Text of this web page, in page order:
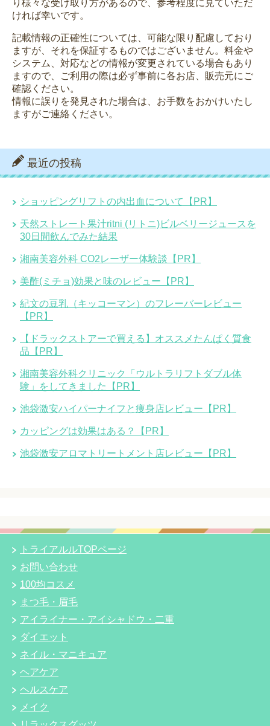
り様々な受け取り方があるので、参考程度に見ていただ
ければ幸いです。
記載情報の正確性については、可能な限り配慮しており
ますが、それを保証するものではございません。料金や
システム、対応などの情報が変更されている場合もあり
ますので、ご利用の際は必ず事前に各お店、販売元にご
確認ください。
情報に誤りを発見された場合は、お手数をおかけいたし
ますがご連絡ください。
最近の投稿
ショッピングリフトの内出血について【PR】
天然ストレート果汁ritni (リトニ)ビルベリージュースを
30日間飲んでみた結果
湘南美容外科 CO2レーザー体験談【PR】
美酢(ミチョ)効果と味のレビュー【PR】
紀文の豆乳（キッコーマン）のフレーバーレビュー
【PR】
【ドラックストアーで買える】オススメたんぱく質食
品【PR】
湘南美容外科クリニック「ウルトラリフトダブル体
験」をしてきました【PR】
池袋激安ハイパーナイフと痩身店レビュー【PR】
カッピングは効果はある？【PR】
池袋激安アロマトリートメント店レビュー【PR】
トライアルルTOPページ
お問い合わせ
100均コスメ
まつ毛・眉毛
アイライナー・アイシャドウ・二重
ダイエット
ネイル・マニキュア
ヘアケア
ヘルスケア
メイク